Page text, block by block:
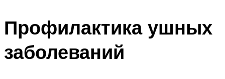
Профилактика ушных
заболеваний